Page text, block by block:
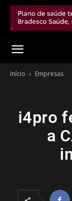
Início Empresas
i4pro
a